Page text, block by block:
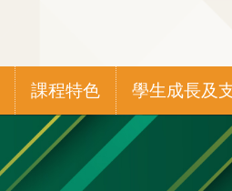
課程特色 學生成長及